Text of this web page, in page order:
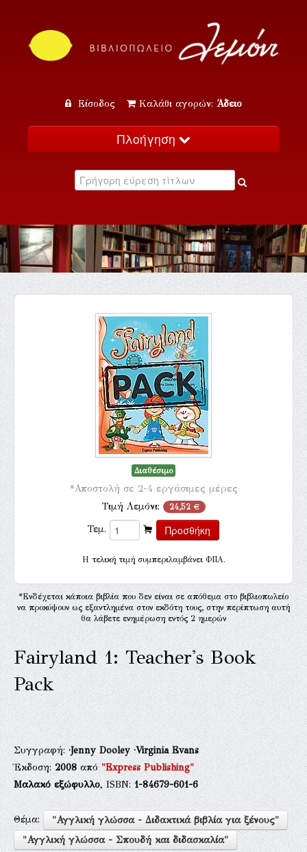
Είσοδος Καλάθι αγορών: Άδειο
Πλοήγηση
Κατάλογος
Εκδηλώσεις
Επικοινωνία
Διαθέσιμο
*Αποστολή σε 2-4 εργάσιμες μέρες
Τιμή Λεμόνι: 24,52 €
Τεμ.
H τελική τιμή συμπεριλαμβάνει ΦΠΑ.
*Ενδέχεται κάποια βιβλία που δεν είναι σε απόθεμα στο βιβλιοπωλείο
να προκύψουν ως εξαντλημένα στον εκδότη τους, στην περίπτωση αυτή
θα λάβετε ενημέρωση εντός 2 ημερών
Fairyland 1: Teacher's Book
Pack
Συγγραφή:·Jenny Dooley·Virginia Evans
Έκδοση:2008από"Express Publishing"
Μαλακό εξώφυλλο, ISBN:1-84679-601-6
Θέμα:
"Αγγλική γλώσσα - Διδακτικά βιβλία για ξένους"
"Αγγλική γλώσσα - Σπουδή και διδασκαλία"